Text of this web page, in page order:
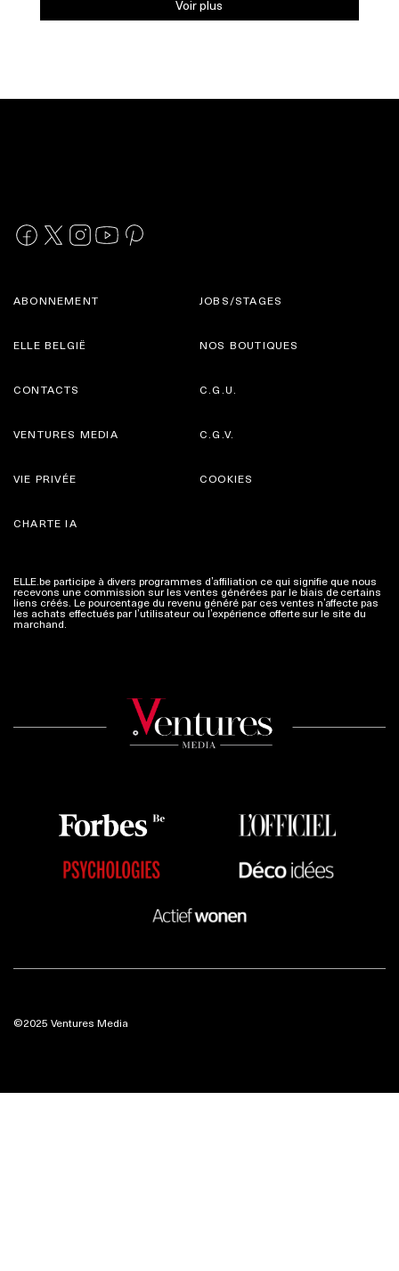
Voir plus
ABONNEMENT
ELLE BELGIË
JOBS/STAGES
NOS BOUTIQUES
CONTACTS
VENTURES MEDIA
C.G.U.
C.G.V.
VIE PRIVÉE
CHARTE IA
COOKIES
ELLE.be participe à divers programmes d’affiliation ce qui signifie que nous
recevons une commission sur les ventes générées par le biais de certains
liens créés. Le pourcentage du revenu généré par ces ventes n’affecte pas
les achats effectués par l’utilisateur ou l’expérience offerte sur le site du
marchand. Plus d'infos
©2025 Ventures Media